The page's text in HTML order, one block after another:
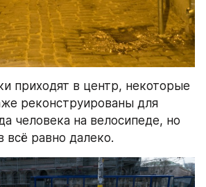
приходят в центр, некоторые
реконструированы для
человека на велосипеде, но
равно далеко.